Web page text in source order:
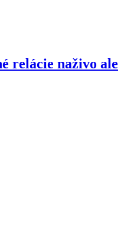
relácie naživo ale